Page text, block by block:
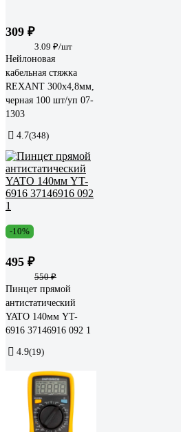
309 ₽
3.09 ₽/шт
Нейлоновая
кабельная стяжка
REXANT 300x4,8мм,
черная 100 шт/уп 07-
1303
4.7(348)
-10%
495 ₽
550 ₽
Пинцет прямой
антистатический
YATO 140мм YT-
6916 37146916 092 1
4.9(19)